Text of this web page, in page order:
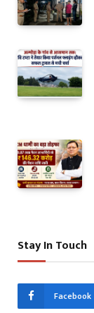
Stay In Touch
Facebook